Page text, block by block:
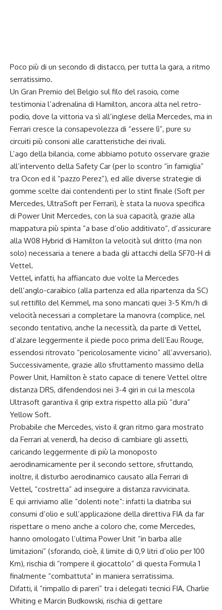
Poco più di un secondo di distacco, per tutta la gara, a ritmo
serratissimo.
Un Gran Premio del Belgio sul filo del rasoio, come
testimonia l’adrenalina di Hamilton, ancora alta nel retro-
podio, dove la vittoria va sì all’inglese della Mercedes, ma in
Ferrari cresce la consapevolezza di “essere lì”, pure su
circuiti più consoni alle caratteristiche dei rivali.
L’ago della bilancia, come abbiamo potuto osservare grazie
all’intervento della Safety Car (per lo scontro “in famiglia”
tra Ocon ed il “pazzo Perez”), ed alle diverse strategie di
gomme scelte dai contendenti per lo stint finale (Soft per
Mercedes, UltraSoft per Ferrari), è stata la nuova specifica
di Power Unit Mercedes, con la sua capacità, grazie alla
mappatura più spinta “a base d’olio additivato”, d’assicurare
alla W08 Hybrid di Hamilton la velocità sul dritto (ma non
solo) necessaria a tenere a bada gli attacchi della SF70-H di
Vettel.
Vettel, infatti, ha affiancato due volte la Mercedes
dell’anglo-caraibico (alla partenza ed alla ripartenza da SC)
sul rettifilo del Kemmel, ma sono mancati quei 3-5 Km/h di
velocità necessari a completare la manovra (complice, nel
secondo tentativo, anche la necessità, da parte di Vettel,
d’alzare leggermente il piede poco prima dell’Eau Rouge,
essendosi ritrovato “pericolosamente vicino” all’avversario).
Successivamente, grazie allo sfruttamento massimo della
Power Unit, Hamilton è stato capace di tenere Vettel oltre
distanza DRS, difendendosi nei 3-4 giri in cui la mescola
Ultrasoft garantiva il grip extra rispetto alla più “dura”
Yellow Soft.
Probabile che Mercedes, visto il gran ritmo gara mostrato
da Ferrari al venerdì, ha deciso di cambiare gli assetti,
caricando leggermente di più la monoposto
aerodinamicamente per il secondo settore, sfruttando,
inoltre, il disturbo aerodinamico causato alla Ferrari di
Vettel, “costretta” ad inseguire a distanza ravvicinata.
E qui arriviamo alle “dolenti note”: infatti la diatriba sui
consumi d’olio e sull’applicazione della direttiva FIA da far
rispettare o meno anche a coloro che, come Mercedes,
hanno omologato l’ultima Power Unit “in barba alle
limitazioni” (sforando, cioè, il limite di 0,9 litri d’olio per 100
Km), rischia di “rompere il giocattolo” di questa Formula 1
finalmente “combattuta” in maniera serratissima.
Difatti, il “rimpallo di pareri” tra i delegati tecnici FIA, Charlie
Whiting e Marcin Budkowski, rischia di gettare